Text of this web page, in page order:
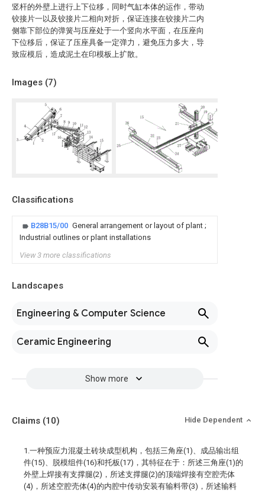
竖杆的外壁上进行上下位移，同时气缸本体的运作，带动
铰接片一以及铰接片二相向对折，保证连接在铰接片二内
侧靠下部位的弹簧与压座处于一个竖向水平面，在压座向
下位移后，保证了压座具备一定弹力，避免压力多大，导
致应模后，造成泥土在印模板上扩散。
Images (7)
Classifications
B28B15/00 General arrangement or layout of plant ;
Industrial outlines or plant installations
View 3 more classifications
Landscapes
Engineering & Computer Science
Ceramic Engineering
Show more
Claims (10) Hide Dependent
1.一种预应力混凝土砖块成型机构，包括三角座(1)、成品输出组
件(15)、脱模组件(16)和托板(17)，其特征在于：所述三角座(1)的
外壁上焊接有支撑腿(2)，所述支撑腿(2)的顶端焊接有空腔壳体
(4)，所述空腔壳体(4)的内腔中传动安装有输料带(3)，所述输料